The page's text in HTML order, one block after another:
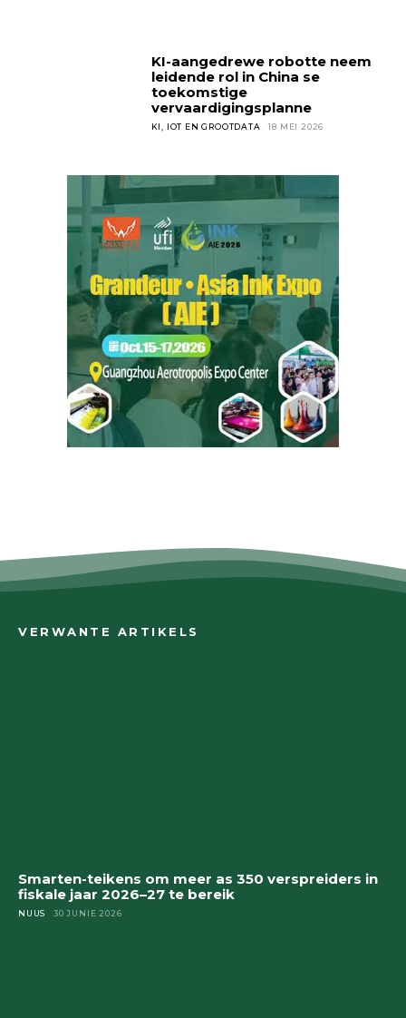
KI-aangedrewe robotte neem
leidende rol in China se
toekomstige
vervaardigingsplanne
KI, IOT EN GROOTDATA 18 MEI 2026
VERWANTE ARTIKELS
Smarten-teikens om meer as 350 verspreiders in
fiskale jaar 2026–27 te bereik
NUUS 30 JUNIE 2026